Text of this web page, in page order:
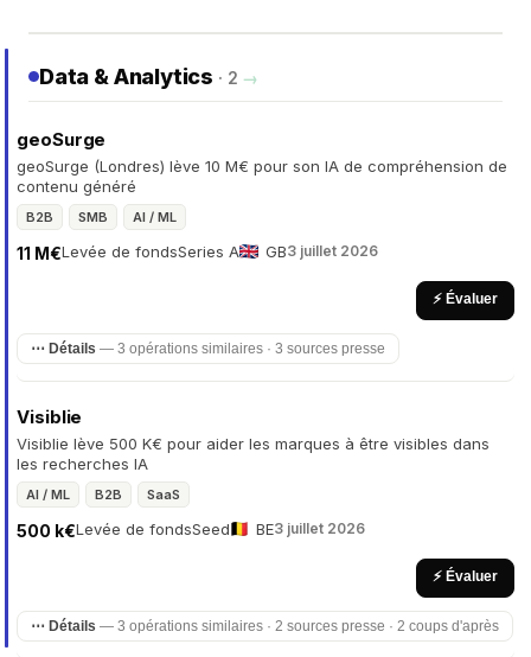
Data & Analytics · 2 →
geoSurge
geoSurge (Londres) lève 10 M€ pour son IA de compréhension de
contenu généré
B2B SMB AI / ML
Levée de fonds
11 M€ Series A GB3 juillet 2026
⚡ Évaluer
⋯ Détails — 3 opérations similaires · 3 sources presse
Visiblie
Visiblie lève 500 K€ pour aider les marques à être visibles dans
les recherches IA
AI / ML B2B SaaS
Levée de fonds
500 k€ Seed BE3 juillet 2026
⚡ Évaluer
⋯ Détails — 3 opérations similaires · 2 sources presse · 2 coups d'après